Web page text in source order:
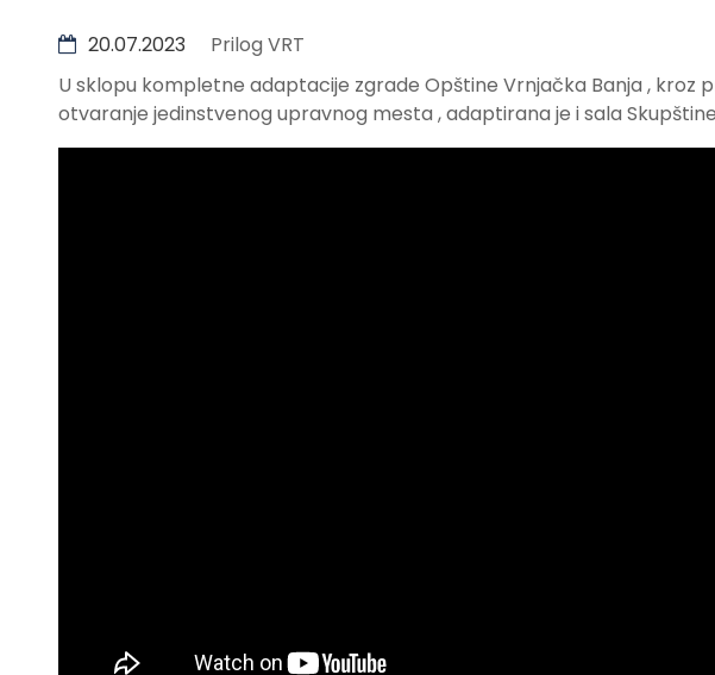
20.07.2023
Prilog VRT
U sklopu kompletne adaptacije zgrade Opštine Vrnjačka Banja , kroz
otvaranje jedinstvenog upravnog mesta , adaptirana je i sala